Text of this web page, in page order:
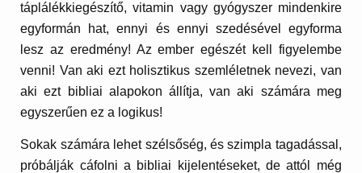
táplálékkiegészítő, vitamin vagy gyógyszer mindenkire
egyformán hat, ennyi és ennyi szedésével egyforma
lesz az eredmény! Az ember egészét kell figyelembe
venni! Van aki ezt holisztikus szemléletnek nevezi, van
aki ezt bibliai alapokon állítja, van aki számára meg
egyszerűen ez a logikus!
Sokak számára lehet szélsőség, és szimpla tagadással,
próbálják cáfolni a bibliai kijelentéseket, de attól még